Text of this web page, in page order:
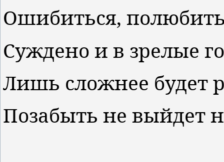
Ошибиться,
Суждено и в зрелые
Лишь сложнее будет
Позабыть не выйдет